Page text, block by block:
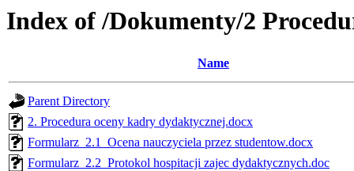
Index of /Dokumenty/2
Name
Parent Directory
2. Procedura oceny kadry dydaktycznej.docx
Formularz_2.1_Ocena nauczyciela przez studentow.docx
Formularz_2.2_Protokol hospitacji zajec dydaktycznych.doc